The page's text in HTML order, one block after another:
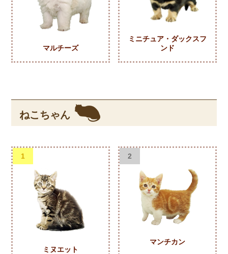
マルチーズ
ミニチュア・ダックスフ
ンド
ねこちゃん
1
ミヌエット
2
マンチカン